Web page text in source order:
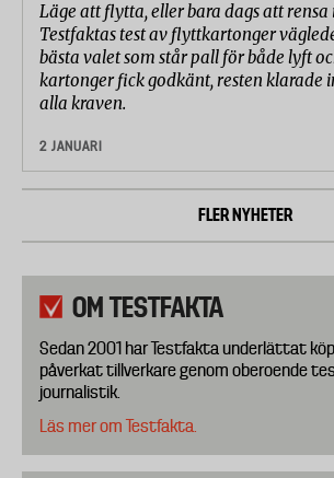
Läge att flytta, eller bara dags att rensa
Testfaktas test av flyttkartonger
bästa valet som står pall för både lyft
kartonger fick godkänt, resten klarade
alla kraven.
2 JANUARI
FLER NYHETER
OM TESTFAKTA
Sedan 2001 har Testfakta underlättat
påverkat tillverkare genom oberoende
journalistik.
Läs mer om Testfakta.